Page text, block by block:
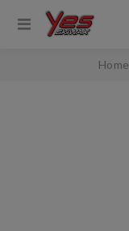
Home